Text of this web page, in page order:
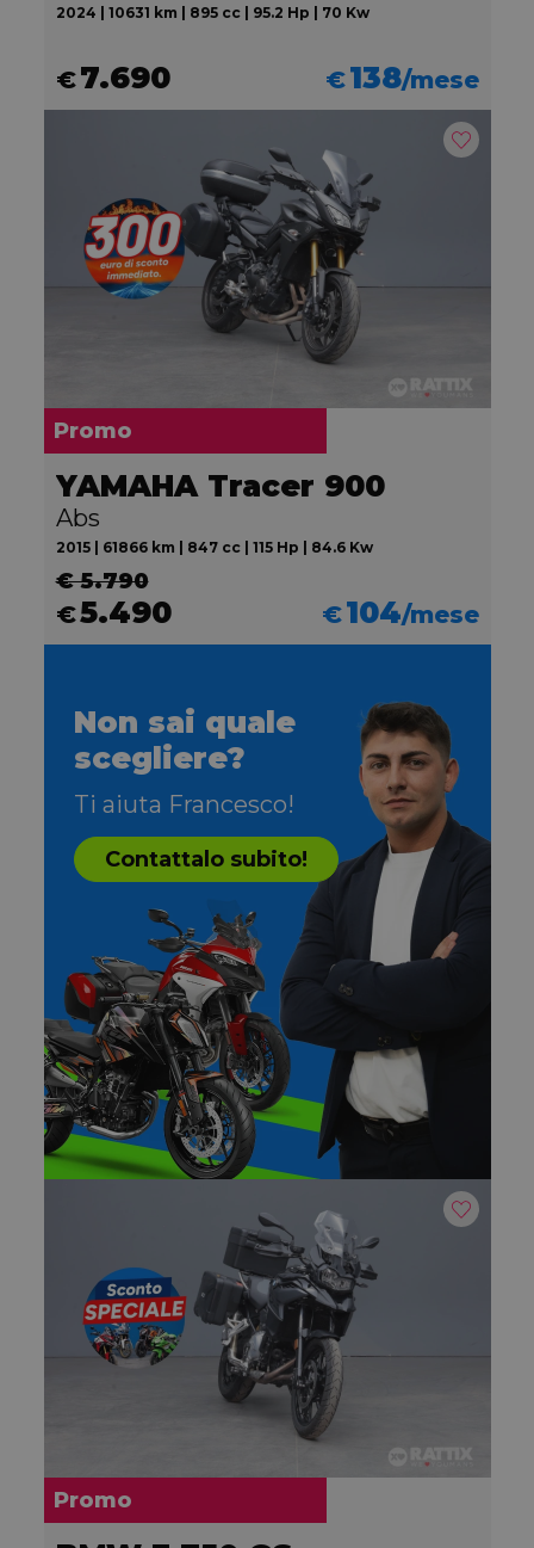
2024 | 10631 km | 895 cc | 95.2 Hp | 70 Kw
€7.690 €138/mese
Promo
YAMAHA Tracer 900
Abs
2015 | 61866 km | 847 cc | 115 Hp | 84.6 Kw
€ 5.790
€5.490 €104/mese
Non sai quale
scegliere?
Ti aiuta Francesco!
Contattalo subito!
Promo